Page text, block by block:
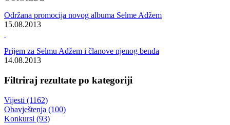
Održana promocija novog albuma Selme Adžem
15.08.2013
Prijem za Selmu Adžem i članove njenog benda
14.08.2013
Filtriraj rezultate po kategoriji
Vijesti (1162)
Obavještenja (100)
Konkursi (93)